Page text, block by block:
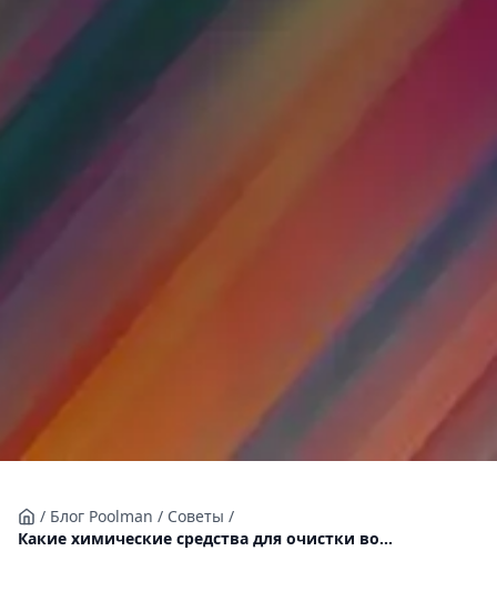
/ Блог Poolman / Советы /
Какие химические средства для очистки во...